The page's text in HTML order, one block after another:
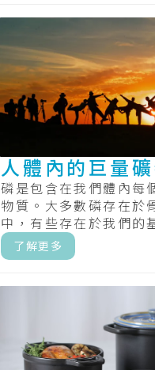
人體內的巨量
磷是包含在我們體內每
物質。大多數磷存在於
中，有些存在於我們的
身體需要磷來製造能量
要的化學過.....
了解更多